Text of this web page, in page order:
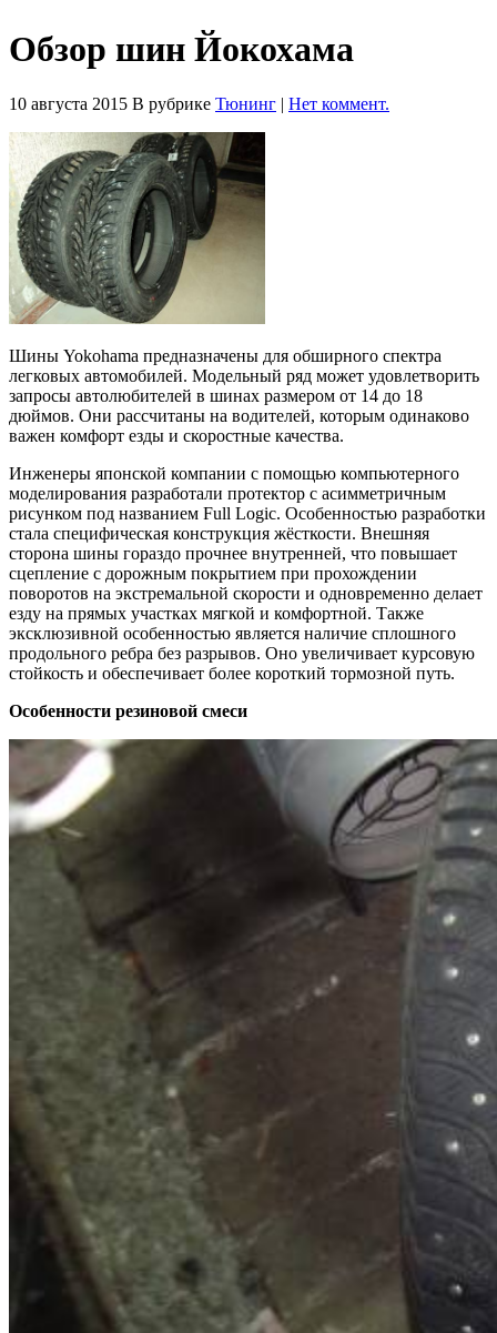
Обзор шин Йокохама
10 августа 2015 В рубрике Тюнинг | Нет коммент.
Шины Yokohama предназначены для обширного спектра
легковых автомобилей. Модельный ряд может удовлетворить
запросы автолюбителей в шинах размером от 14 до 18
дюймов. Они рассчитаны на водителей, которым одинаково
важен комфорт езды и скоростные качества.
Инженеры японской компании с помощью компьютерного
моделирования разработали протектор с асимметричным
рисунком под названием Full Logic. Особенностью разработки
стала специфическая конструкция жёсткости. Внешняя
сторона шины гораздо прочнее внутренней, что повышает
сцепление с дорожным покрытием при прохождении
поворотов на экстремальной скорости и одновременно делает
езду на прямых участках мягкой и комфортной. Также
эксклюзивной особенностью является наличие сплошного
продольного ребра без разрывов. Оно увеличивает курсовую
стойкость и обеспечивает более короткий тормозной путь.
Особенности резиновой смеси